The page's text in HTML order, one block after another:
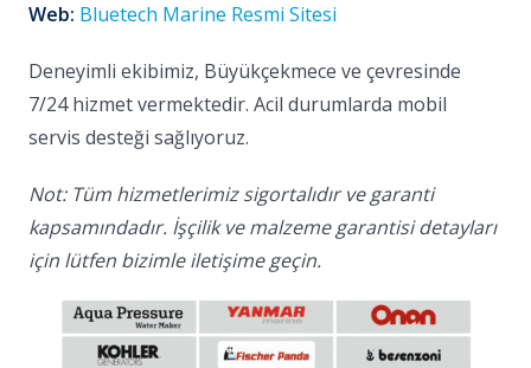
Web: Bluetech Marine Resmi Sitesi
Deneyimli ekibimiz, Büyükçekmece ve çevresinde
7/24 hizmet vermektedir. Acil durumlarda mobil
servis desteği sağlıyoruz.
Not: Tüm hizmetlerimiz sigortalıdır ve garanti
kapsamındadır. İşçilik ve malzeme garantisi detayları
için lütfen bizimle iletişime geçin.